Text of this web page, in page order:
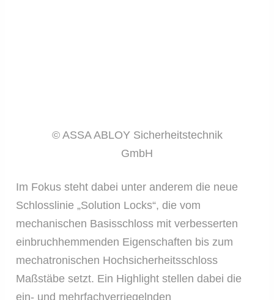
© ASSA ABLOY Sicherheitstechnik
GmbH
Im Fokus steht dabei unter anderem die neue
Schlosslinie „Solution Locks“, die vom
mechanischen Basisschloss mit verbesserten
einbruchhemmenden Eigenschaften bis zum
mechatronischen Hochsicherheitsschloss
Maßstäbe setzt. Ein Highlight stellen dabei die
ein- und mehrfachverriegelnden